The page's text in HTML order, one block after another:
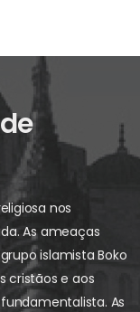
nos
As ameaças
islamista Boko
cristãos e aos
As